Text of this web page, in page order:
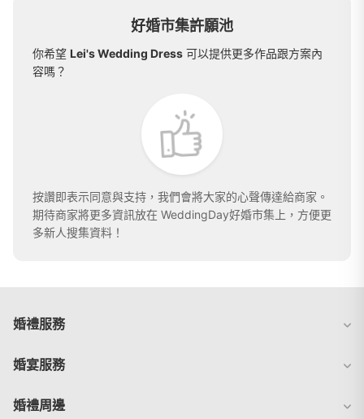
好婚市集許願池
你希望 Lei's Wedding Dress 可以提供更多作品跟方案內
容嗎？
按讚即表示同意與支持，我們會將大家的心聲傳達給商家。
期待商家將更多資訊放在 WeddingDay好婚市集上，方便更
多新人搜集資料！
婚禮服務
婚宴服務
婚禮周邊